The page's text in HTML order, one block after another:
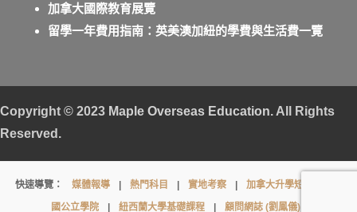
加拿大國際教育展覽
留學一年費用指南：英美澳加紐的學費與生活費一覽
Copyright © 2023 Maple Overseas Education. All Rights
Reserved.
Toronto
Metropolitan
快速導覽： 媒體報導 熱門科目 實地考察 加拿大升學短片
國公立學院
紐西蘭大學基礎課程 顧問網誌 (劉鳳儀)